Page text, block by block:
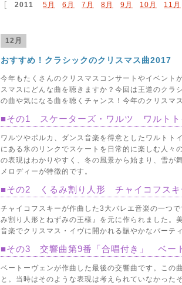
2011 5月 6月 7月 8月 9月 10月 11月
12月
おすすめ！クラシックのクリスマス曲2017
今年もたくさんのクリスマスコンサートやイベント
スマスにどんな曲を聴きますか？今回は王道のクラ
の曲や気になる曲を聴くチャンス！今年のクリスマ
■その1 スケーターズ・ワルツ ワルトト
ワルツやポルカ、ダンス音楽を得意としたワルトト
にある氷のリンクでスケートを日常的に楽しむ人々
の表現はわかりやすく、冬の風景から始まり、雪が
メロディーが特徴的です。
■その2 くるみ割り人形 チャイコフスキ
チャイコフスキーが作曲した3大バレエ音楽の一つ
み割り人形とねずみの王様』を元に作られました。
音楽でクリスマス・イヴに開かれる賑やかなパーテ
■その3 交響曲第9番「合唱付き」 ベー
ベートーヴェンが作曲した最後の交響曲です。この
と。当時はそのような表現は考えられていなかった